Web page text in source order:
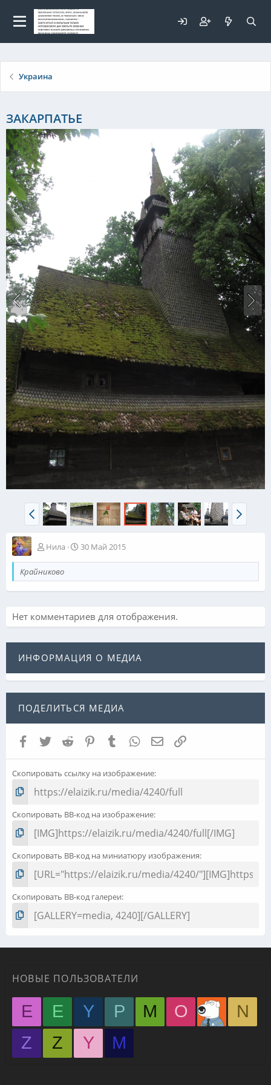
Украина
ЗАКАРПАТЬЕ
Нила 30 Май 2015
Крайниково
Нет комментариев для отображения.
ИНФОРМАЦИЯ О МЕДИА
ПОДЕЛИТЬСЯ МЕДИА
Facebook
TwitterReddit PinterestTumblrWhatsAppЭлектронная почта
Ссылка
Скопировать ссылку на изображение
Скопировать BB-код на изображение
Скопировать BB-код на миниатюру изображения
Скопировать BB-код галереи
НОВЫЕ ПОЛЬЗОВАТЕЛИ
E E Y P M O
N
Z
Z Y М
Для любых предложений по
сайту: elaizik@cp9.ru